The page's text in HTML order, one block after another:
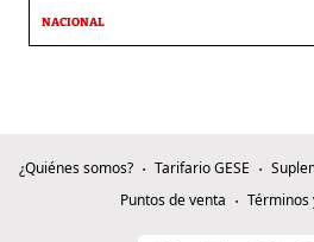
NACIONAL
¿Quiénes somos? Tarifario GESE
Puntos de venta
Términos